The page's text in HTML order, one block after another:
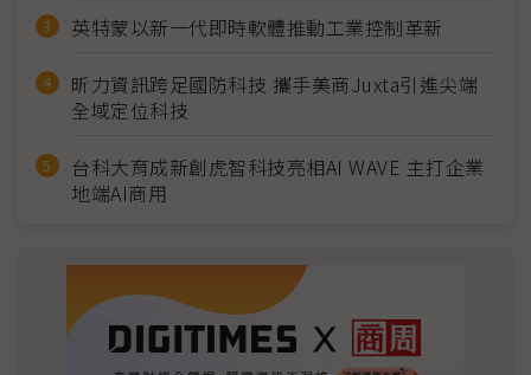
英特蒙以新一代即時軟體推動工業控制革新
昕力資訊跨足國防科技 攜手美商Juxta引進尖端
全域定位科技
台科大育成新創虎智科技亮相AI WAVE 主打企業
地端AI商用